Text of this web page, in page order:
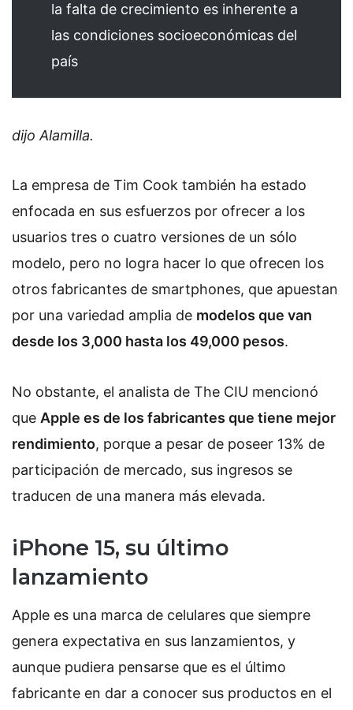
la falta de crecimiento es inherente a
las condiciones socioeconómicas del
país
dijo Alamilla.
La empresa de Tim Cook también ha estado
enfocada en sus esfuerzos por ofrecer a los
usuarios tres o cuatro versiones de un sólo
modelo, pero no logra hacer lo que ofrecen los
otros fabricantes de smartphones, que apuestan
por una variedad amplia de modelos que van
desde los 3,000 hasta los 49,000 pesos.
No obstante, el analista de The CIU mencionó
que Apple es de los fabricantes que tiene mejor
rendimiento, porque a pesar de poseer 13% de
participación de mercado, sus ingresos se
traducen de una manera más elevada.
iPhone 15, su último
lanzamiento
Apple es una marca de celulares que siempre
genera expectativa en sus lanzamientos, y
aunque pudiera pensarse que es el último
fabricante en dar a conocer sus productos en el